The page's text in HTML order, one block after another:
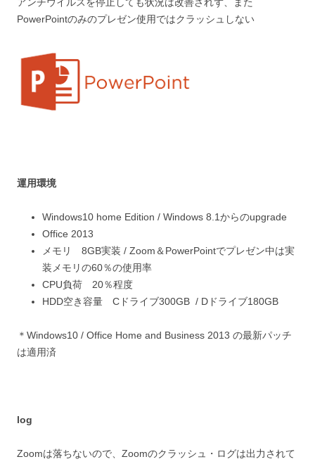
アンチウイルスを停止しても状況は改善されず、また
PowerPointのみのプレゼン使用ではクラッシュしない
運用環境
Windows10 home Edition / Windows 8.1からのupgrade
Office 2013
メモリ 8GB実装 / Zoom＆PowerPointでプレゼン中は実
装メモリの60％の使用率
CPU負荷 20％程度
HDD空き容量 Cドライブ300GB / Dドライブ180GB
＊Windows10 / Office Home and Business 2013 の最新パッチ
は適用済
log
Zoomは落ちないので、Zoomのクラッシュ・ログは出力されて